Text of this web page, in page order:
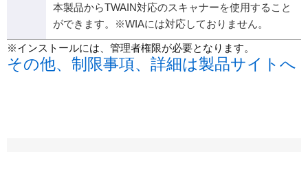
本製品からTWAIN対応のスキャナーを使用すること
ができます。※WIAには対応しておりません。
※インストールには、管理者権限が必要となります。
その他、制限事項、詳細は製品サイトへ